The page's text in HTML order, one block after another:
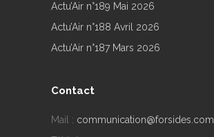
Actu’Air n°189 Mai 2026
Actu’Air n°188 Avril 2026
Actu’Air n°187 Mars 2026
Contact
Mail : communication@forsides.com